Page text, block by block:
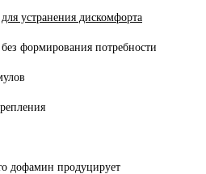
для устранения дискомфорта
формирования потребности
дофамин продуцирует